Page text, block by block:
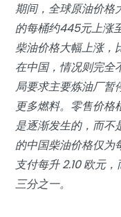
期间，全球原油价格
的每桶约445元上涨
柴油价格大幅上涨，
在中国，情况则完全
局要求主要炼油厂暂
更多燃料。零售价格
是逐渐发生的，而不
的中国柴油价格仅为
支付每升 2.10 欧元
三分之一。